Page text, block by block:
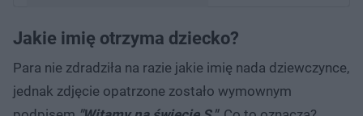
Jakie imię otrzyma dziecko?
Para nie zdradziła na razie jakie imię nada dziewczynce,
jednak zdjęcie opatrzone zostało wymownym